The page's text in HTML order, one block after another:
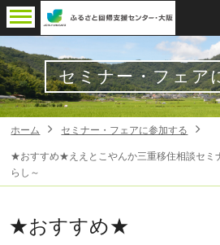
セミナー・フェア
ホーム セミナー・フェアに参加する
★おすすめ★ええとこやんか三重移住相談セミ
らし～
★おすすめ★